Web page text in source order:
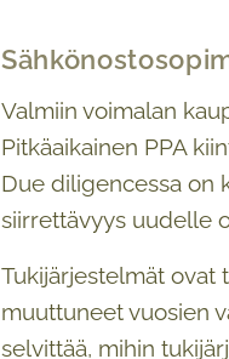
Valmiin voimalan
Pitkäaikainen PPA
Due diligencessa on
siirrettävyys uudelle
Tukijärjestelmät ovat
muuttuneet vuosien
selvittää, mihin